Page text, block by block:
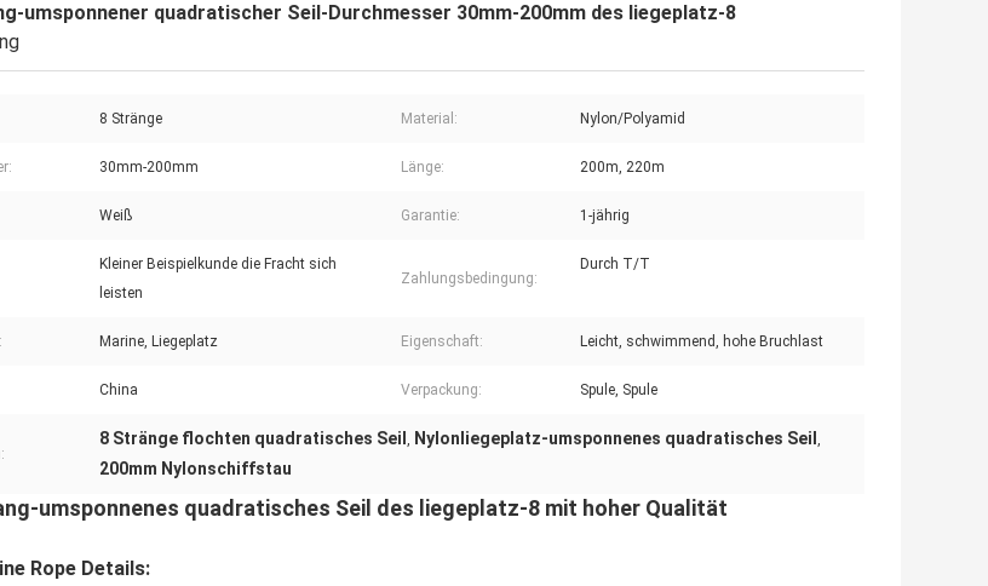
umsponnener quadratischer Seil-Durchmesser 30mm-200mm des liegeplatz-8
8 Stränge Material: Nylon/Polyamid
30mm-200mm Länge: 200m, 220m
Weiß Garantie: 1-jährig
Kleiner Beispielkunde die Fracht sich
leisten
Zahlungsbedingung:
Durch T/T
Marine, Liegeplatz Eigenschaft: Leicht, schwimmend, hohe Bruchlast
China Verpackung: Spule, Spule
8 Stränge flochten quadratisches Seil , Nylonliegeplatz-umsponnenes quadratisches Seil ,
200mm Nylonschiffstau
umsponnenes quadratisches Seil des liegeplatz-8 mit hoher Qualität
Rope Details: